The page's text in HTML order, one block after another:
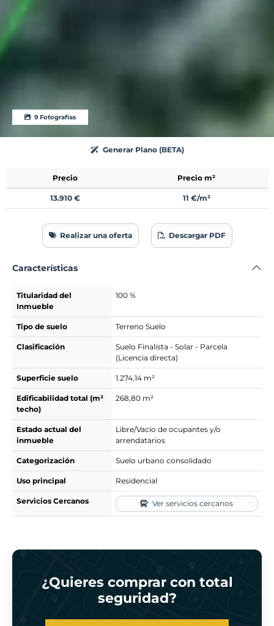
9 Fotografías
Generar Plano (BETA)
Precio Precio m²
13.910 € 11 €/m²
Realizar una oferta Descargar PDF
Características
Titularidad del
Inmueble
100 %
Tipo de suelo Terreno Suelo
Clasificación
Suelo Finalista - Solar - Parcela
(Licencia directa)
Superficie suelo 1.274,14 m²
Edificabilidad total (m²
techo)
268,80 m²
Estado actual del
inmueble
Libre/Vacío de ocupantes y/o
arrendatarios
Categorización Suelo urbano consolidado
Uso principal Residencial
Servicios Cercanos Ver servicios cercanos
¿Quieres comprar con total
seguridad?